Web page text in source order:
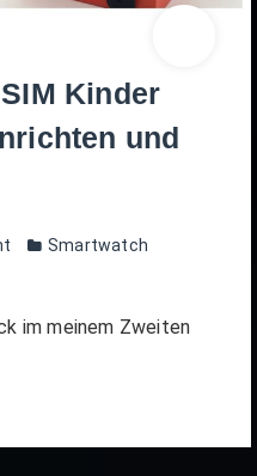
Kinder
und
Smartwatch
im meinem Zweiten